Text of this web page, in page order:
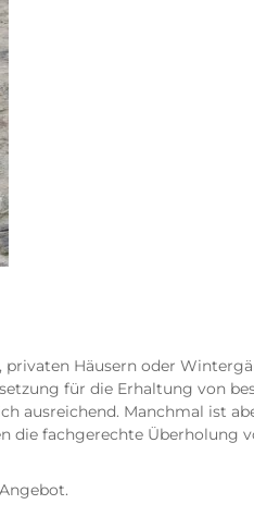
Häusern oder
für die Erhaltung von
ausreichend. Manchmal ist
die fachgerechte Überholung